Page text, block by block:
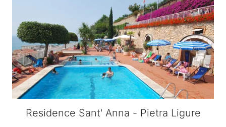
Residence Sant' Anna - Pietra Ligure